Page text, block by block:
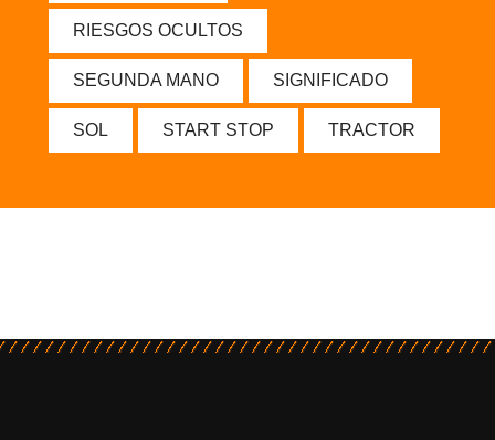
RIESGOS OCULTOS
SEGUNDA MANO SIGNIFICADO
SOL START STOP TRACTOR